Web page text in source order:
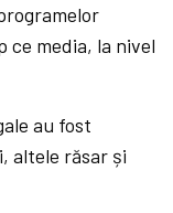
ce media, la nivel
au fost
altele răsar și